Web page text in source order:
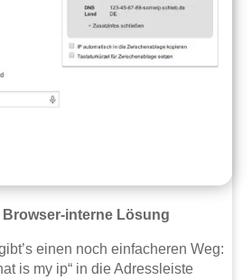
interne Lösung
einen noch einfacheren Weg:
is my ip“ in die Adressleiste